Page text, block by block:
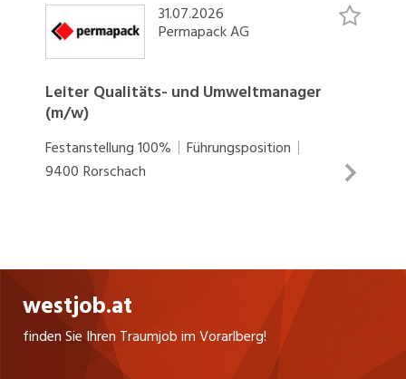
SOCIAL MEDIA
31.07.2026
Permapack AG
Leiter Qualitäts- und Umweltmanager
(m/w)
Festanstellung100%
Führungsposition
9400 Rorschach
Umwelt- und Lebensmittelsicherheitsmanagement
Sicherstellung und Weiterentwicklung der
Zertifizierungen nach ISO 9001, ISO 14001, FSSC
22000 und FSC Verantwortung für HACCP-
INSERAT ANSEHEN
westjob.at
finden Sie Ihren Traumjob im Vorarlberg!